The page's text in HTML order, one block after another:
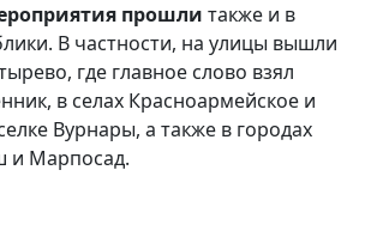
прошли также и в
В частности, на улицы вышли
где главное слово взял
в селах Красноармейское и
Вурнары, а также в городах
и Марпосад.